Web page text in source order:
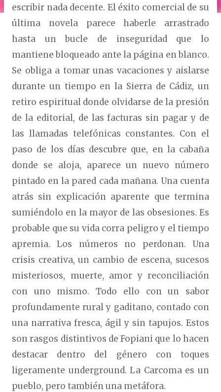
escribir nada decente. El éxito comercial de su
última novela parece haberle arrastrado
hasta un bucle de inseguridad que lo
mantiene bloqueado ante la página en blanco.
Se obliga a tomar unas vacaciones y aislarse
durante un tiempo en la Sierra de Cádiz, un
retiro espiritual donde olvidarse de la presión
de la editorial, de las facturas sin pagar y de
las llamadas telefónicas constantes. Con el
paso de los días descubre que, en la cabaña
donde se aloja, aparece un nuevo número
pintado en la pared cada mañana. Una cuenta
atrás sin explicación aparente que termina
sumiéndolo en la mayor de las obsesiones. Es
probable que su vida corra peligro y el tiempo
apremia. Los números no perdonan. Una
crisis creativa, un cambio de escena, sucesos
misteriosos, muerte, amor y reconciliación
con uno mismo. Todo ello con un sabor
profundamente rural y gaditano, contado con
una narrativa fresca, ágil y sin tapujos. Estos
son rasgos distintivos de Fopiani que lo hacen
destacar dentro del género con toques
ligeramente underground. La Carcoma es un
pueblo, pero también una metáfora.